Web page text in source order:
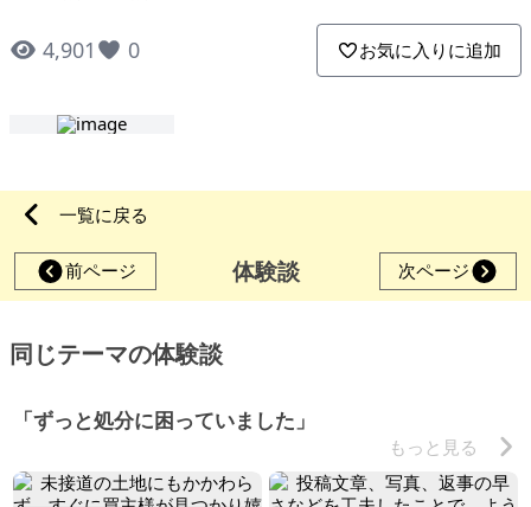
4,901 0 お気に入りに追加
一覧に戻る
前ページ 体験談 次ページ
同じテーマの体験談
「ずっと処分に困っていました」
もっと見る